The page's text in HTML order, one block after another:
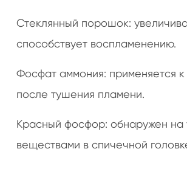
Стеклянный порошок:
способствует воспламенению.
Фосфат аммония: применяется
после тушения пламени.
Красный фосфор: обнаружен на
веществами в спичечной